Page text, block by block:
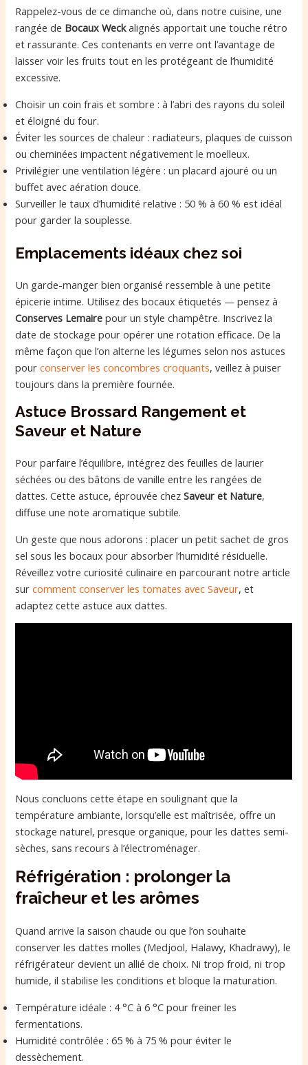
Rappelez-vous de ce dimanche où, dans notre cuisine, une
rangée de Bocaux Weckalignés apportait une touche rétro
et rassurante. Ces contenants en verre ont l’avantage de
laisser voir les fruits tout en les protégeant de l’humidité
excessive.
Choisir un coin frais et sombre : à l’abri des rayons du soleil
et éloigné du four.
Éviter les sources de chaleur : radiateurs, plaques de cuisson
ou cheminées impactent négativement le moelleux.
Privilégier une ventilation légère : un placard ajouré ou un
buffet avec aération douce.
Surveiller le taux d’humidité relative : 50 % à 60 % est idéal
pour garder la souplesse.
Emplacements idéaux chez soi
Un garde-manger bien organisé ressemble à une petite
épicerie intime. Utilisez des bocaux étiquetés — pensez à
Conserves Lemaire pour un style champêtre. Inscrivez la
date de stockage pour opérer une rotation efficace. De la
même façon que l’on alterne les légumes selon nos astuces
pourconserver les concombres croquants, veillez à puiser
toujours dans la première fournée.
Astuce Brossard Rangement et
Saveur et Nature
Pour parfaire l’équilibre, intégrez des feuilles de laurier
séchées ou des bâtons de vanille entre les rangées de
dattes. Cette astuce, éprouvée chezSaveur et Nature,
diffuse une note aromatique subtile.
Un geste que nous adorons : placer un petit sachet de gros
sel sous les bocaux pour absorber l’humidité résiduelle.
Réveillez votre curiosité culinaire en parcourant notre article
surcomment conserver les tomates avec Saveur, et
adaptez cette astuce aux dattes.
Nous concluons cette étape en soulignant que la
température ambiante, lorsqu’elle est maîtrisée, offre un
stockage naturel, presque organique, pour les dattes semi-
sèches, sans recours à l’électroménager.
Réfrigération : prolonger la
fraîcheur et les arômes
Quand arrive la saison chaude ou que l’on souhaite
conserver les dattes molles (Medjool, Halawy, Khadrawy), le
réfrigérateur devient un allié de choix. Ni trop froid, ni trop
humide, il stabilise les conditions et bloque la maturation.
Température idéale : 4 °C à 6 °C pour freiner les
fermentations.
Humidité contrôlée : 65 % à 75 % pour éviter le
dessèchement.